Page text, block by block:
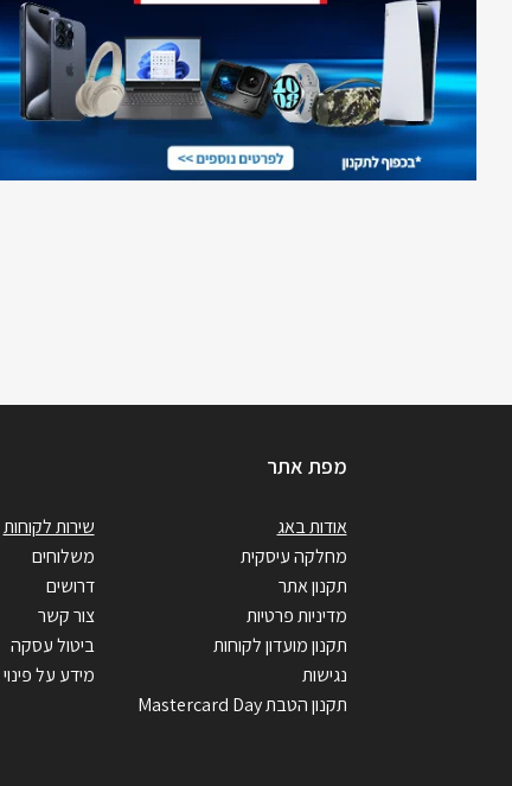
מפת אתר
אודות באג
מחלקה עיסקית
תקנון אתר
מדיניות פרטיות
תקנון מועדון לקוחות
נגישות
תקנון הטבת Mastercard Day
שירות לקוחות
משלוחים
דרושים
צור קשר
ביטול עסקה
מידע על